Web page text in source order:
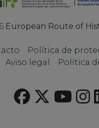
European Route of
Política de
Aviso legal
Política